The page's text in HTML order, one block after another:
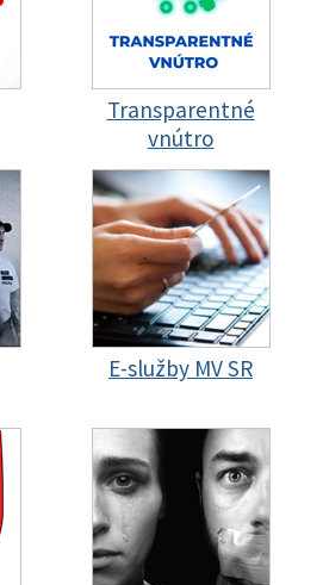
Transparentné
vnútro
E-služby MV SR